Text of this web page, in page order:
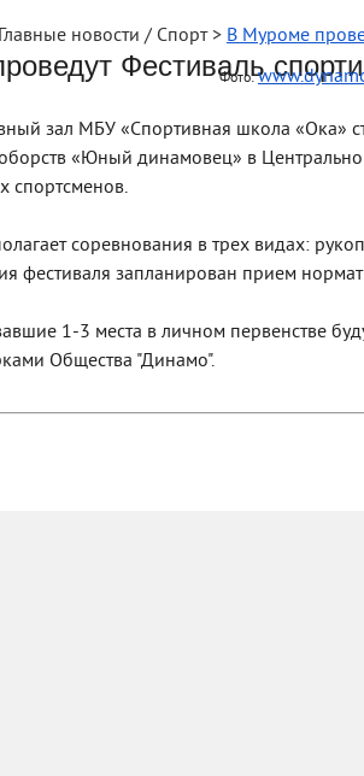
новости / Cпорт >В Муроме
Фестиваль
Фото:
зал МБУ «Спортивная школа «Ока»
«Юный динамовец» в
спортсменов.
соревнования в трех видах:
фестиваля запланирован прием
1-3 места в личном первенстве
Общества "Динамо".